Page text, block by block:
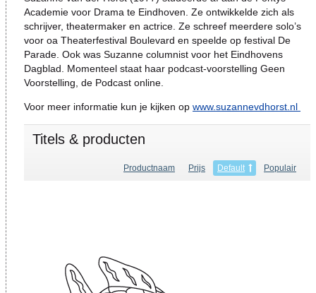
Academie voor Drama te Eindhoven. Ze ontwikkelde zich als
schrijver, theatermaker en actrice. Ze schreef meerdere solo’s
voor oa Theaterfestival Boulevard en speelde op festival De
Parade. Ook was Suzanne columnist voor het Eindhovens
Dagblad. Momenteel staat haar podcast-voorstelling Geen
Voorstelling, de Podcast online.
Voor meer informatie kun je kijken op www.suzannevdhorst.nl
Titels & producten
Productnaam Prijs Default Populair